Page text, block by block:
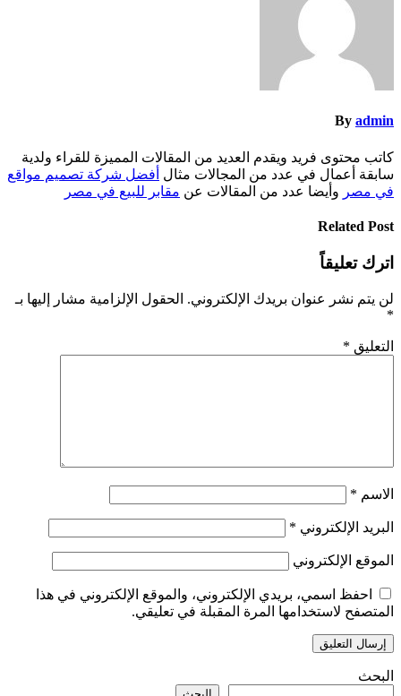
By admin
كاتب محتوى فريد ويقدم العديد من المقالات المميزة للقراء ولدية
سابقة أعمال في عدد من المجالات مثال أفضل شركة تصميم مواقع
في مصر وأيضا عدد من المقالات عن مقابر للبيع في مصر
Related Post
اترك تعليقاً
لن يتم نشر عنوان بريدك الإلكتروني. الحقول الإلزامية مشار إليها بـ
*
التعليق *
الاسم *
البريد الإلكتروني *
الموقع الإلكتروني
احفظ اسمي، بريدي الإلكتروني، والموقع الإلكتروني في هذا
المتصفح لاستخدامها المرة المقبلة في تعليقي.
البحث